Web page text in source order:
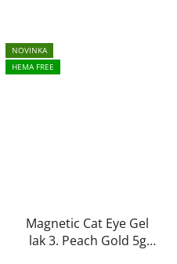
NOVINKA
HEMA FREE
Magnetic Cat Eye Gel
lak 3. Peach Gold 5g